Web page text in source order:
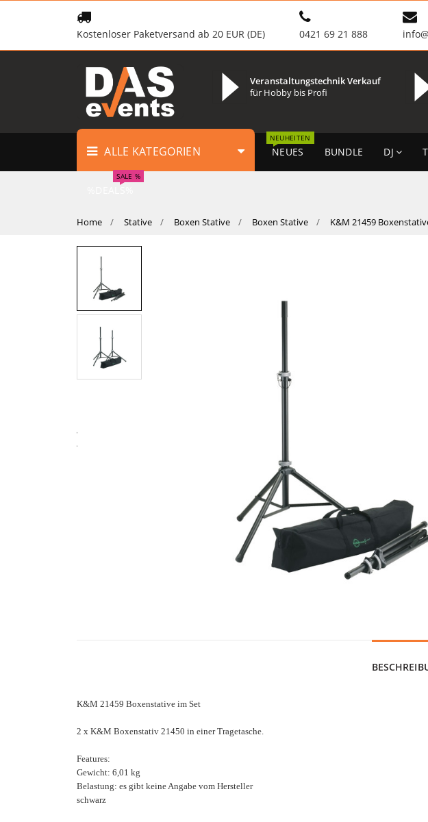
Kostenloser Paketversand ab 20 EUR (DE) 0421 69 21 888
Veranstaltungstechnik Verkauf
für Hobby bis Profi
ALLE KATEGORIEN NEUES
NEUHEITEN
BUNDLE DJ
SALE %
Home Stative Boxen Stative Boxen Stative K&M 21459
K&M 21459 Boxenstative im Set
2 x K&M Boxenstativ 21450 in einer Tragetasche.
Features:
Gewicht: 6,01 kg
Belastung: es gibt keine Angabe vom Hersteller
schwarz